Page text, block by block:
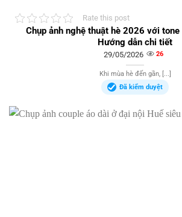
Rate this post
Chụp ảnh nghệ thuật hè 2026 với
Hướng dẫn chi tiết
29/05/2026 26
Khi mùa hè đến gần, [...]
Đã kiểm duyệt